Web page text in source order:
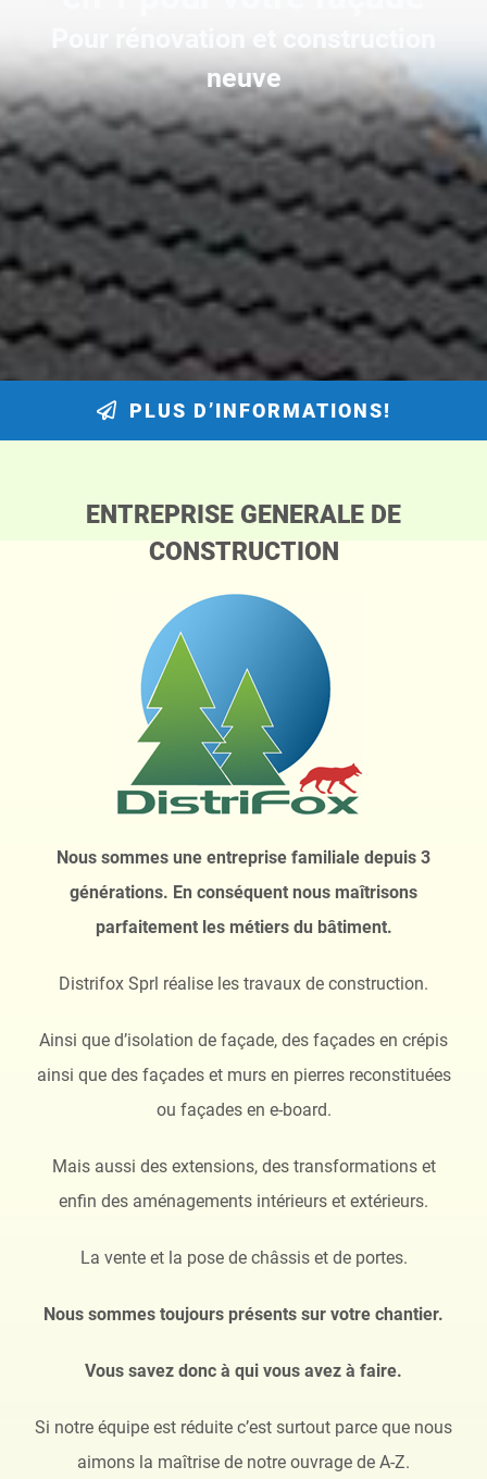
Pour rénovation et construction
neuve
PLUS D’INFORMATIONS!
ENTREPRISE GENERALE DE
CONSTRUCTION
Nous sommes une entreprise familiale depuis 3
générations. En conséquent nous maîtrisons
parfaitement les métiers du bâtiment.
Distrifox Sprl réalise les travaux de construction.
Ainsi que d’isolation de façade, des façades en crépis
ainsi que des façades et murs en pierres reconstituées
ou façades en e-board.
Mais aussi des extensions, des transformations et
enfin des aménagements intérieurs et extérieurs.
La vente et la pose de châssis et de portes.
Nous sommes toujours présents sur votre chantier.
Vous savez donc à qui vous avez à faire.
Si notre équipe est réduite c’est surtout parce que nous
aimons la maîtrise de notre ouvrage de A-Z.